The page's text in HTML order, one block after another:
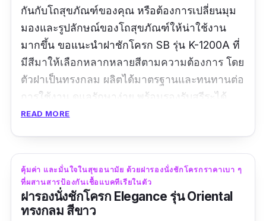
กันกับโถสุขภัณฑ์ของคุณ หรือต้องการเปลี่ยนมุม
มองและรูปลักษณ์ของโถสุขภัณฑ์ให้น่าใช้งาน
มากขึ้น ขอแนะนำฝาชักโครก SB รุ่น K-1200A ที่
มีสีมาให้เลือกหลากหลายสีตามความต้องการ โดย
ตัวฝาเป็นทรงกลม ผลิตได้มาตรฐานและทนทานต่อ
การใช้งาน ดูแลรักษาง่าย พร้อมรองรับสรีระได้
อย่างสบายตัว
“สินค้าดี จัดส่งเร็ว ติดตั้งง่าย แต่ถ้ามีคำแนะนำใน
การติดตั้งเป็นแผ่นเล็กๆ ให้ลูกค้า จะดีมากเลยค่ะ
แต่ก็ไม่ยากนะคะ ของที่บ้านอันเก่าคนละยี่ห้อ
READ MORE
คุ้มค่า และมั่นใจในสุขอนามัย ด้วยฝารองนั่งชักโครกราคาเบา ๆ
ที่ผสานสารป้องกันเชื้อแบคทีเรียในตัว
ฝารองนั่งชักโครก Elegance รุ่น Oriental
ทรงกลม สีขาว